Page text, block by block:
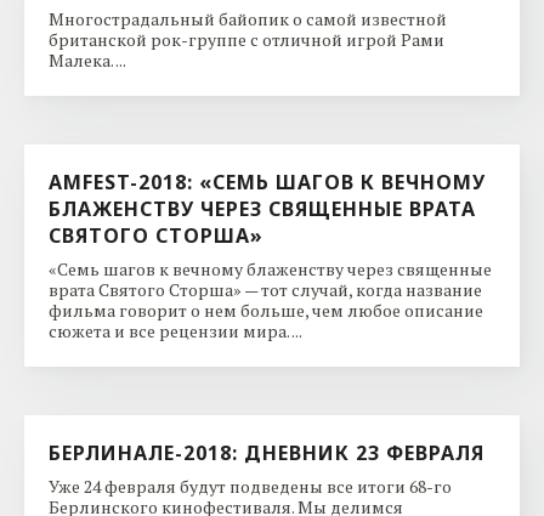
Многострадальный байопик о самой известной
британской рок-группе с отличной игрой Рами
Малека. ...
AMFEST-2018: «СЕМЬ ШАГОВ К ВЕЧНОМУ
БЛАЖЕНСТВУ ЧЕРЕЗ СВЯЩЕННЫЕ ВРАТА
СВЯТОГО СТОРША»
«Семь шагов к вечному блаженству через священные
врата Святого Сторша» — тот случай, когда название
фильма говорит о нем больше, чем любое описание
сюжета и все рецензии мира. ...
БЕРЛИНАЛЕ-2018: ДНЕВНИК 23 ФЕВРАЛЯ
Уже 24 февраля будут подведены все итоги 68-го
Берлинского кинофестиваля. Мы делимся